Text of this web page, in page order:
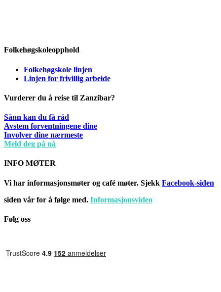
Folkehøgskoleopphold
Folkehøgskole linjen
Linjen for frivillig arbeide
Vurderer du å reise til Zanzibar?
Sånn kan du få råd
Avstem forventningene dine
Involver dine nærmeste
Meld deg på nå
INFO MØTER
Vi har informasjonsmøter og café møter. Sjekk Facebook-siden
siden vår for å følge med. Informasjonsvideo
Følg oss